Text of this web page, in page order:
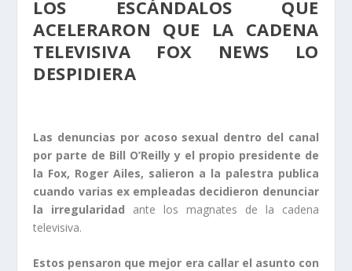
LOS ESCÁNDALOS QUE
ACELERARON QUE LA CADENA
TELEVISIVA FOX NEWS LO
DESPIDIERA
Las denuncias por acoso sexual dentro del canal
por parte de Bill O’Reilly y el propio presidente de
la Fox, Roger Ailes, salieron a la palestra publica
cuando varias ex empleadas decidieron denunciar
la irregularidad ante los magnates de la cadena
televisiva.
Estos pensaron que mejor era callar el asunto con